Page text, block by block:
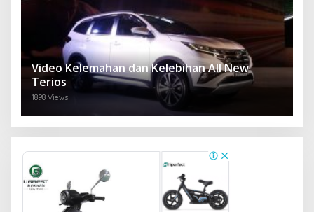
Video Kelemahan dan Kelebihan All New
Terios
1898 Views